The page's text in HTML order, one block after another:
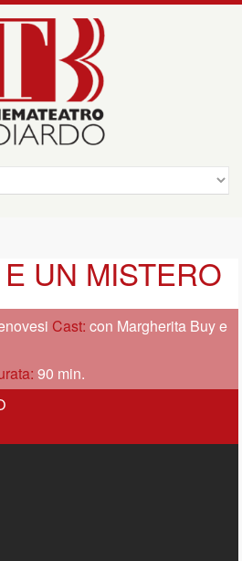
UN MISTERO
Cast:con Margherita Buy e
90 min.